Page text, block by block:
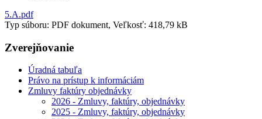
5.A.pdf
Typ súboru: PDF dokument, Veľkosť: 418,79 kB
Zverejňovanie
Úradná tabuľa
Právo na prístup k informáciám
Zmluvy faktúry objednávky
2026 - Zmluvy, faktúry, objednávky
2025 - Zmluvy, faktúry, objednávky